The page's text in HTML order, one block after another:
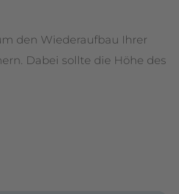
den Wiederaufbau Ihrer
Dabei sollte die Höhe des